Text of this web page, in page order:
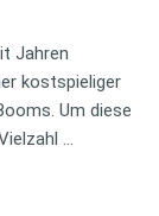
Jahren
kostspieliger
Um diese
…